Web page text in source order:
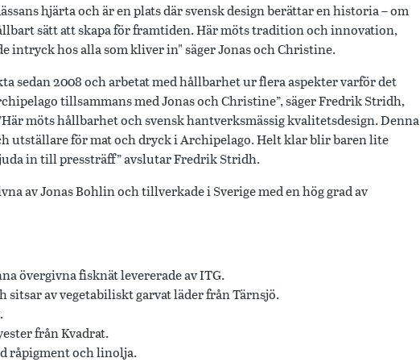
hjärta och är en plats där svensk design berättar en historia – om
sätt att skapa för framtiden. Här möts tradition och innovation,
intryck hos alla som kliver in" säger Jonas och Christine.
sedan 2008 och arbetat med hållbarhet ur flera aspekter varför det
tillsammans med Jonas och Christine”, säger Fredrik Stridh,
möts hållbarhet och svensk hantverksmässig kvalitetsdesign. Denna
utställare för mat och dryck i Archipelago. Helt klar blir baren lite
in till pressträff” avslutar Fredrik Stridh.
av Jonas Bohlin och tillverkade i Sverige med en hög grad av
övergivna fisknät levererade av ITG.
av vegetabiliskt garvat läder från Tärnsjö.
från Kvadrat.
råpigment och linolja.